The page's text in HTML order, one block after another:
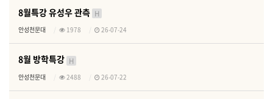
8월특강 유성우 관측 H
안성천문대 1978 26-07-24
8월 방학특강 H
안성천문대 2488 26-07-22